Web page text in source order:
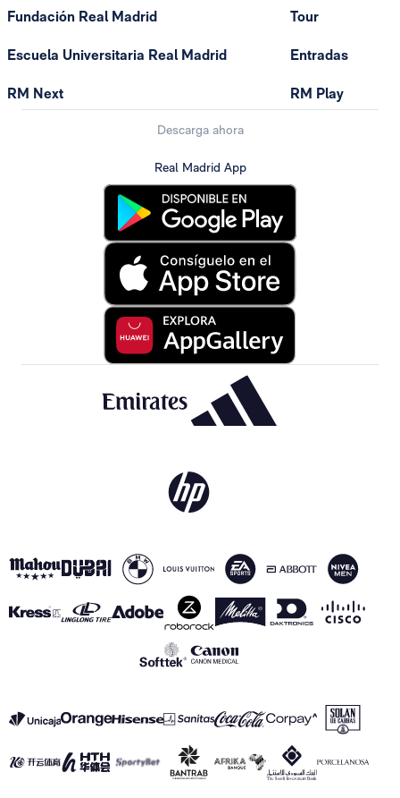
Fundación Real Madrid
Escuela Universitaria Real Madrid
RM Next
Tour
Entradas
RM Play
Descarga ahora
Real Madrid App